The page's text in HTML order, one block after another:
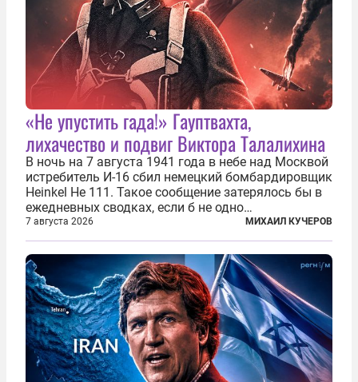
«Не упустить гада!» Гауптвахта,
лихачество и подвиг Виктора Талалихина
В ночь на 7 августа 1941 года в небе над Москвой
истребитель И-16 сбил немецкий бомбардировщик
Heinkel He 111. Такое сообщение затерялось бы в
ежедневных сводках, если б не одно
обстоятельство. Это был один из первых в
истории отечественной авиации ночных таранов.
У пилота — младшего лейтенанта...
7 августа 2026 МИХАИЛ КУЧЕРОВ